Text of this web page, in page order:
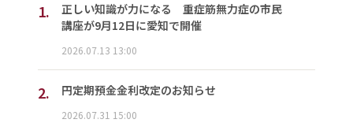
1.
正しい知識が力になる 重症筋無力症の市民
講座が9月12日に愛知で開催
2026.07.13 13:00
2. 円定期預金金利改定のお知らせ
2026.07.31 15:00